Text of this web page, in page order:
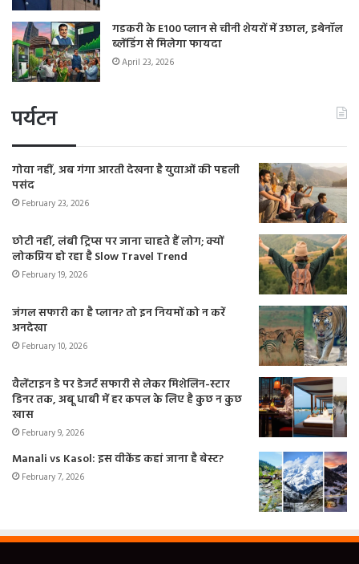
गडकरी के E100 प्लान से चीनी शेयरों में उछाल, इथेनॉल
ब्लेंडिंग से मिलेगा फायदा
April 23, 2026
पर्यटन
गोवा नहीं, अब गंगा आरती देखना है युवाओं की पहली
पसंद
February 23, 2026
छोटी नहीं, लंबी ट्रिप्स पर जाना चाहते हैं लोग; क्यों
लोकप्रिय हो रहा है Slow Travel Trend
February 19, 2026
जंगल सफारी का है प्लान? तो इन नियमों को न करें
अनदेखा
February 10, 2026
वैलेंटाइन डे पर डेजर्ट सफारी से लेकर मिशेलिन-स्टार
डिनर तक, अबू धाबी में हर कपल के लिए है कुछ न कुछ
खास
February 9, 2026
Manali vs Kasol: इस वीकेंड कहां जाना है बेस्ट?
February 7, 2026